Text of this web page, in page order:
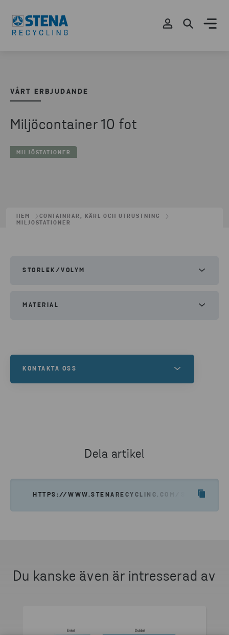
VÅRT ERBJUDANDE
Miljöcontainer 10 fot
MILJÖSTATIONER
HEM
CONTAINRAR, KÄRL OCH UTRUSTNING
MILJÖSTATIONER
STORLEK/VOLYM
MATERIAL
KONTAKTA OSS
Dela artikel
HTTPS://WWW.STENARECYCLING.COM/SV/VART-
Du kanske även är intresserad av